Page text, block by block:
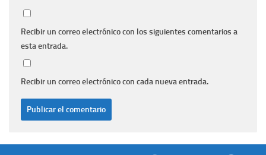
Recibir un correo electrónico con los siguientes comentarios a
esta entrada.
Recibir un correo electrónico con cada nueva entrada.